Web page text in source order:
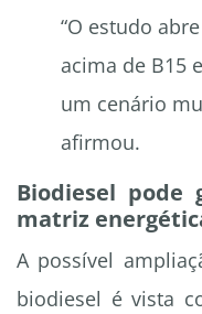
“O estudo
acima de B15
um cenário
afirmou.
Biodiesel pode
matriz
A possível
biodiesel é vista